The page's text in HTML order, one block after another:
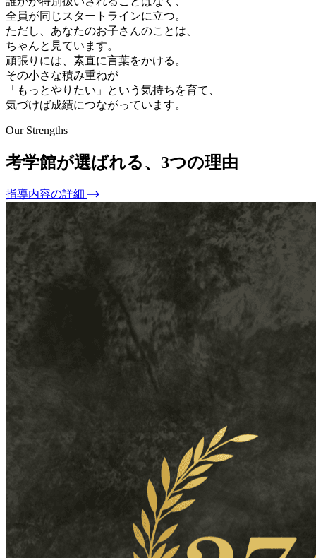
全員が同じスタートラインに立つ。
ただし、あなたのお子さんのことは、
ちゃんと見ています。
頑張りには、素直に言葉をかける。
その小さな積み重ねが
「もっとやりたい」という気持ちを育て、
気づけば成績につながっています。
Our Strengths
考学館が選ばれる、3つの理由
指導内容の詳細